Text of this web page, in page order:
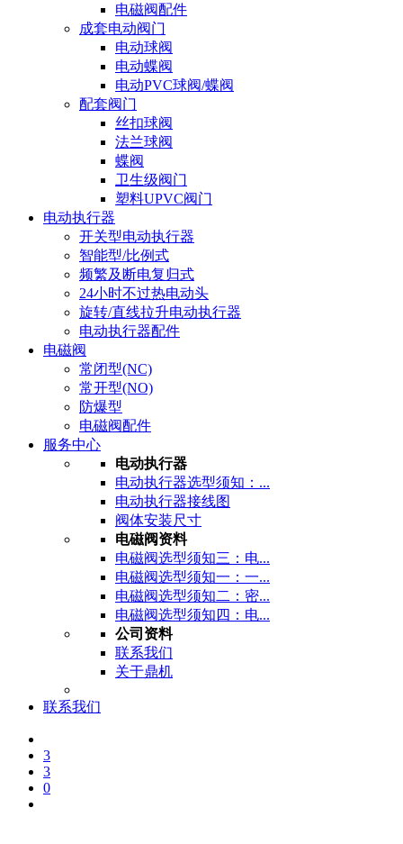
电磁阀配件
成套电动阀门
电动球阀
电动蝶阀
电动PVC球阀/蝶阀
配套阀门
丝扣球阀
法兰球阀
蝶阀
卫生级阀门
塑料UPVC阀门
电动执行器
开关型电动执行器
智能型/比例式
频繁及断电复归式
24小时不过热电动头
旋转/直线拉升电动执行器
电动执行器配件
电磁阀
常闭型(NC)
常开型(NO)
防爆型
电磁阀配件
服务中心
电动执行器
电动执行器选型须知：...
电动执行器接线图
阀体安装尺寸
电磁阀资料
电磁阀选型须知三：电...
电磁阀选型须知一：一...
电磁阀选型须知二：密...
电磁阀选型须知四：电...
公司资料
联系我们
关于鼎机
联系我们
3
3
0